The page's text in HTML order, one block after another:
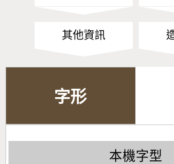
其他資訊
字形
本機字型